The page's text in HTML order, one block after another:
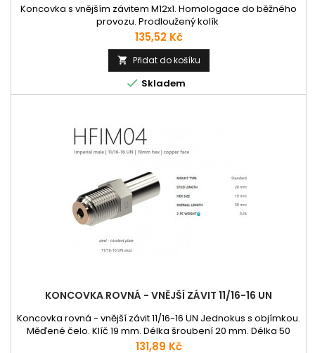
Koncovka s vnějším závitem M12x1. Homologace do běžného
provozu. Prodloužený kolík
Cena
135,52 Kč
 Přidat do košíku
 Skladem
KONCOVKA ROVNÁ - VNĚJŠÍ ZÁVIT 11/16-16 UN
Koncovka rovná - vnější závit 11/16-16 UN Jednokus s objímkou.
Měďené čelo. Klíč 19 mm. Délka šroubení 20 mm. Délka 50
mm.
Cena
131,89 Kč